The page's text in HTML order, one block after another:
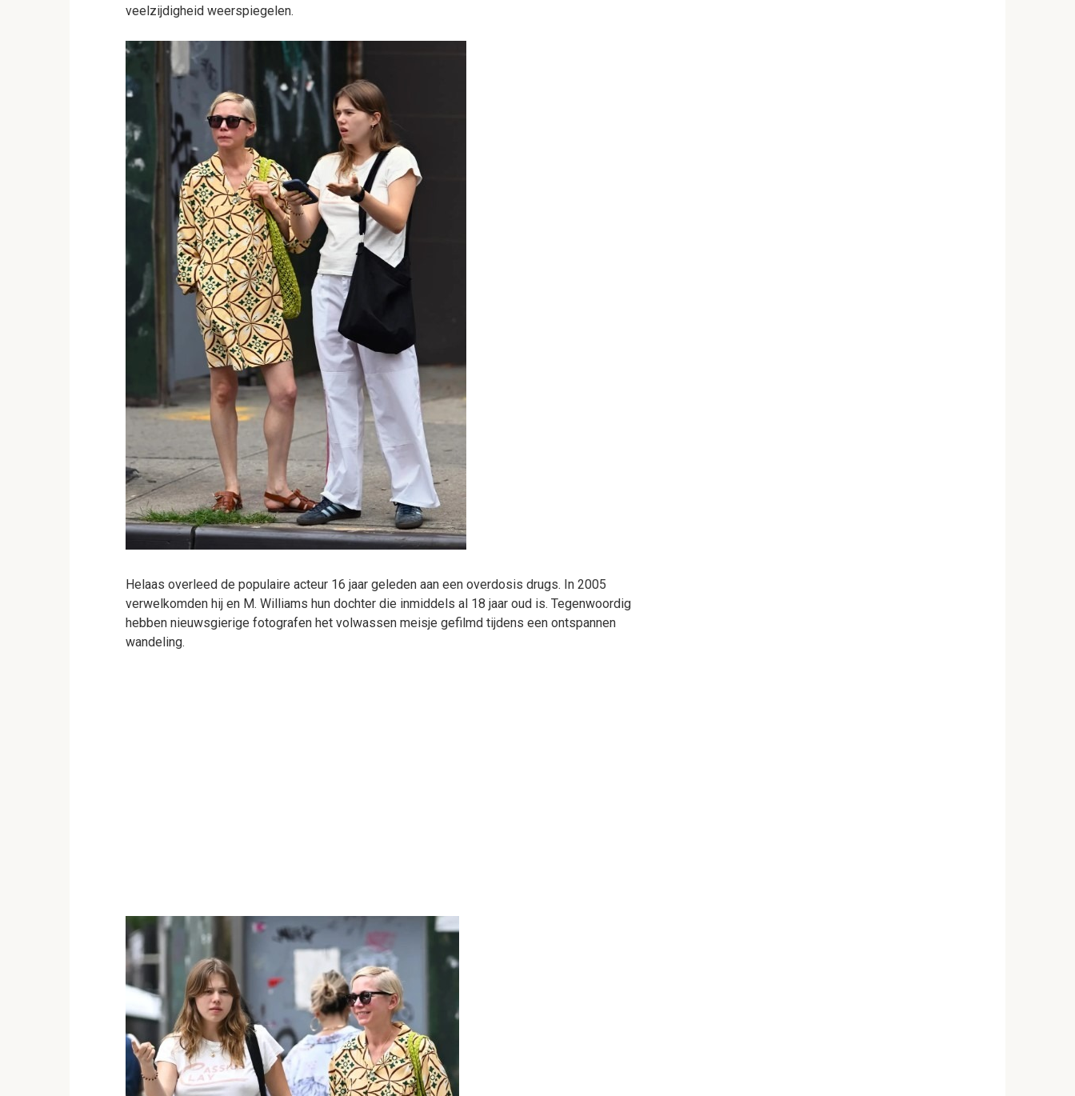
veelzijdigheid weerspiegelen.
Helaas overleed de populaire acteur 16 jaar geleden aan een overdosis drugs. In 2005
verwelkomden hij en M. Williams hun dochter die inmiddels al 18 jaar oud is. Tegenwoordig
hebben nieuwsgierige fotografen het volwassen meisje gefilmd tijdens een ontspannen
wandeling.